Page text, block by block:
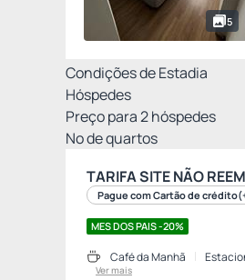
5
Condições de Estadia
Hóspedes
Preço para2hóspedes
Nº de quartos
TARIFA SITE NÃO
Pague com Cartão de crédito
MES DOS PAIS -20%
Café da Manhã
Ver mais